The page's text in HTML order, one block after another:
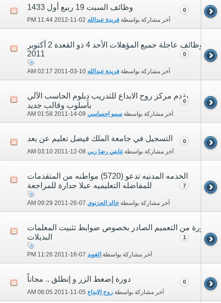
وظائف السبت 19 ربيع أول 1433
آخر مشاركة بواسطة فريدة عبدالله 02-11-2012
11:44 PM
0
وظائف عاجلة جميع المؤهلات الأحد 4 ذو القعدة 2 أكتوبر
2011
آخر مشاركة بواسطة فريدة عبدالله 10-03-2011
02:17 AM
0
يقدم مركز روح الابداع للتدريب دبلوم الحاسب الآلي
بأسلوب وقالب جديد
آخر مشاركة بواسطة سمو احساسي 09-14-2011
01:58 AM
0
التسجيل في جامعة الملك فيصل تعليم عن بعد
آخر مشاركة بواسطةغايتي رضا ربي 08-12-2011
03:10 AM
0
الخدمه المدنيه تدعو (5720) مواطنه من المتقدمات
للمفاضله التعليميه عبلا جدارة للمراجعة
آخر مشاركة بواسطة خالد الحزنوي 07-26-2011
09:29 AM
7
صورة من التعميم الصادر بخصوص ضوابط تثبيت المعلمات
البديلات
آخر مشاركة بواسطة الغويد 07-16-2011
11:26 PM
1
دورة إضغط الزر و إنطلق .. مجاناً
آخر مشاركة بواسطة روح الابداع 05-11-2011
06:05 AM
0